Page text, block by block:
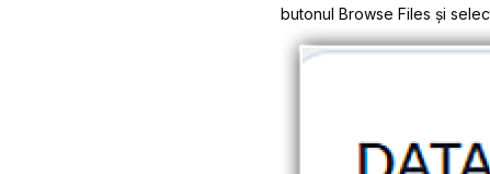
butonul Browse Files și